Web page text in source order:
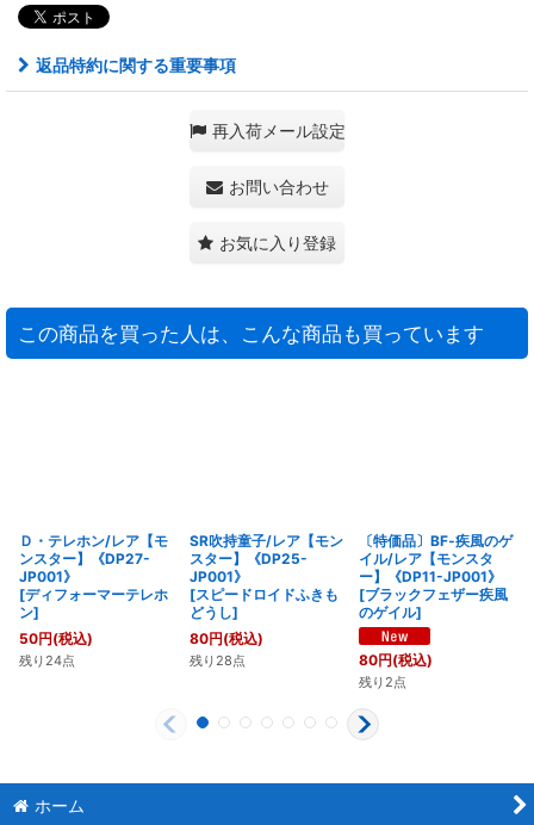
返品特約に関する重要事項
再入荷メール設定
お問い合わせ
お気に入り登録
この商品を買った人は、こんな商品も買っています
Ｄ・テレホン/レア【モ
ンスター】《DP27-
JP001》
[ディフォーマーテレホ
ン]
50円(税込)
残り24点
SR吹持童子/レア【モン
スター】《DP25-
JP001》
[スピードロイドふきも
どうし]
80円(税込)
残り28点
〔特価品〕BF‐疾風のゲ
イル/レア【モンスタ
ー】《DP11-JP001》
[ブラックフェザー疾風
のゲイル]
80円(税込)
残り2点
ホーム